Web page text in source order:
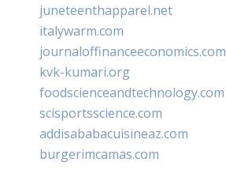
juneteenthapparel.net
italywarm.com
journaloffinanceeconomics.com
kvk-kumari.org
foodscienceandtechnology.com
scisportsscience.com
addisababacuisineaz.com
burgerimcamas.com